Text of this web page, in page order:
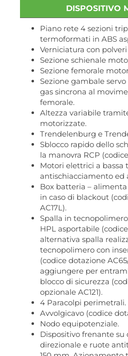
DISPOSITIVO
Piano rete 4 sezioni
termoformati in ABS
Verniciatura con
Sezione schienale
Sezione femorale
Sezione gambale
gas sincrona al
femorale.
Altezza variabile
motorizzate.
Trendelenburg e
Sblocco rapido dello
la manovra RCP
Motori elettrici a bassa
antischiacciamento ed
Box batteria –
in caso di blackout
AC17L).
Spalla in
HPL asportabile
alternativa spalla
tecnopolimero con
(codice dotazione
aggiungere per
blocco di sicurezza
opzionale AC121).
4 Paracolpi perimetrali.
Avvolgicavo (codice
Nodo equipotenziale.
Dispositivo frenante su
direzionale e ruote